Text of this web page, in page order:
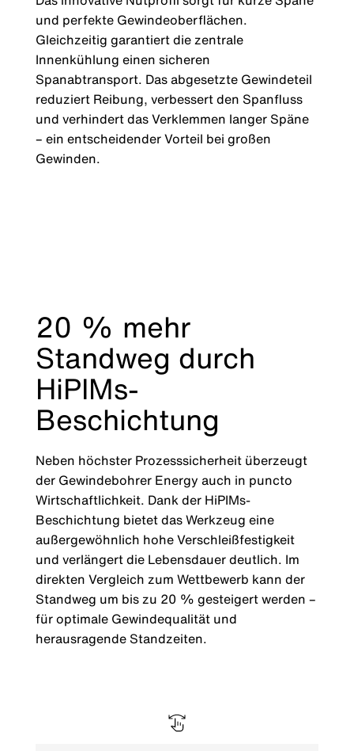
und perfekte Gewindeoberflächen.
Gleichzeitig garantiert die zentrale
Innenkühlung einen sicheren
Spanabtransport. Das abgesetzte Gewindeteil
reduziert Reibung, verbessert den Spanfluss
und verhindert das Verklemmen langer Späne
– ein entscheidender Vorteil bei großen
Gewinden.
20 % mehr
Standweg durch
HiPIMs-
Beschichtung
Neben höchster Prozesssicherheit überzeugt
der Gewindebohrer Energy auch in puncto
Wirtschaftlichkeit. Dank der HiPIMs-
Beschichtung bietet das Werkzeug eine
außergewöhnlich hohe Verschleißfestigkeit
und verlängert die Lebensdauer deutlich. Im
direkten Vergleich zum Wettbewerb kann der
Standweg um bis zu 20 % gesteigert werden –
für optimale Gewindequalität und
herausragende Standzeiten.